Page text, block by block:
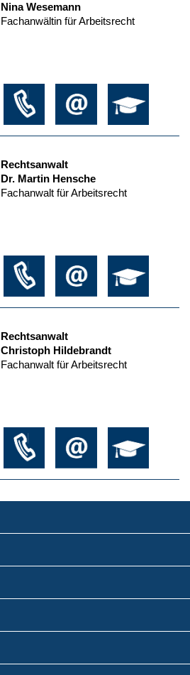
Nina Wesemann
Fachanwältin für Arbeitsrecht
Rechtsanwalt
Dr. Martin Hensche
Fachanwalt für Arbeitsrecht
Rechtsanwalt
Christoph Hildebrandt
Fachanwalt für Arbeitsrecht